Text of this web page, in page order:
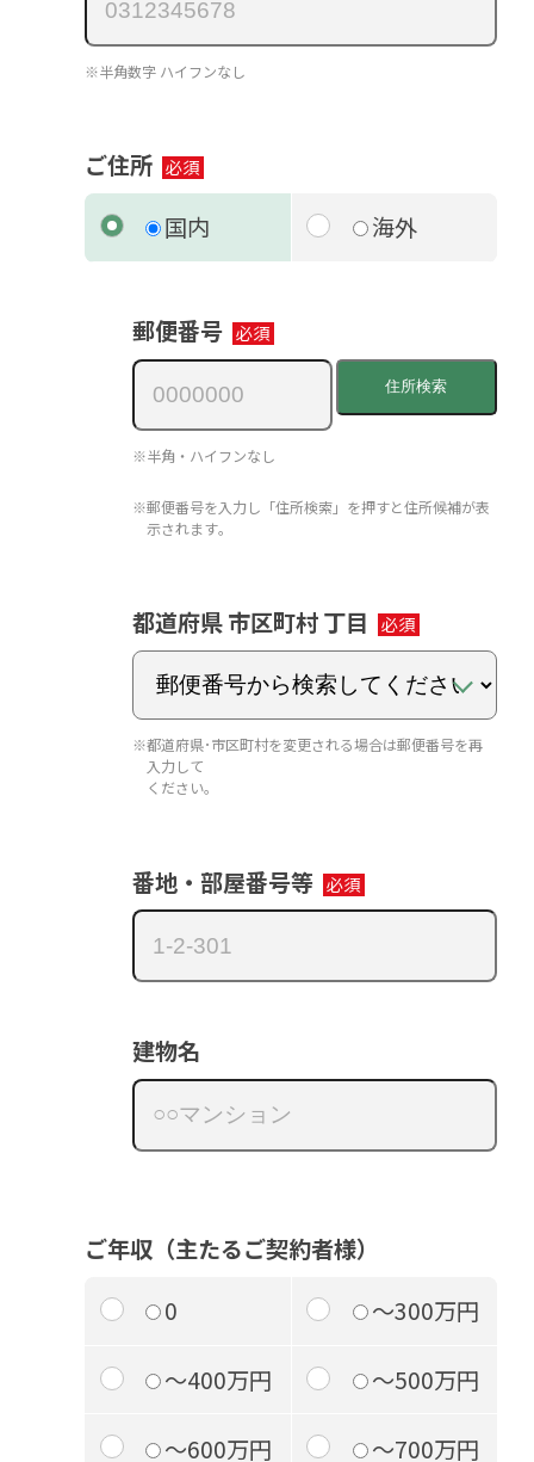
※半角数字 ハイフンなし
ご住所
国内
海外
郵便番号
住所検索
※半角・ハイフンなし
※郵便番号を入力し「住所検索」を押すと住所候補が表
示されます｡
都道府県 市区町村 丁目
※都道府県･市区町村を変更される場合は郵便番号を再
入力して
ください｡
番地・部屋番号等
建物名
ご年収（主たるご契約者様）
0
～300万円
～400万円 ～500万円
～600万円 ～700万円